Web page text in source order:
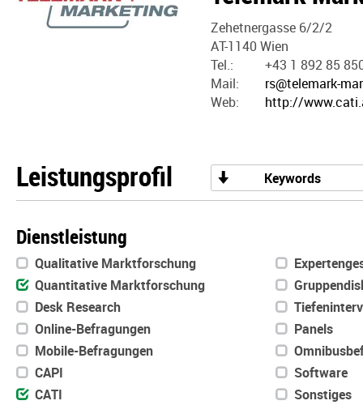
Zehetnergasse 6/2/2
AT-1140 Wien
Tel.:
+43 1 892 85
Mail:
rs@telemark-
Web:
http://
Leistungsprofil Keywords
Dienstleistung
Qualitative Marktforschung
Quantitative Marktforschung
Desk Research
Online-Befragungen
Mobile-Befragungen
CAPI
CATI
Panels
Software
Sonstiges